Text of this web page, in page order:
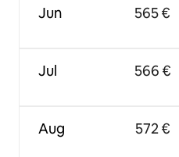
Jun
Jul
Aug
565 €
566 €
572 €